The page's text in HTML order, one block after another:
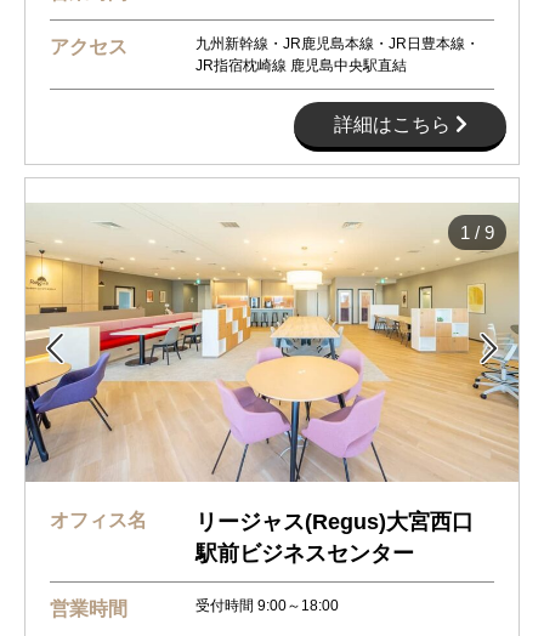
アクセス
九州新幹線・JR鹿児島本線・JR日豊本線・
JR指宿枕崎線 鹿児島中央駅直結
詳細はこちら
 
1 / 9
オフィス名
リージャス(Regus)大宮西口
駅前ビジネスセンター
営業時間 受付時間 9:00～18:00